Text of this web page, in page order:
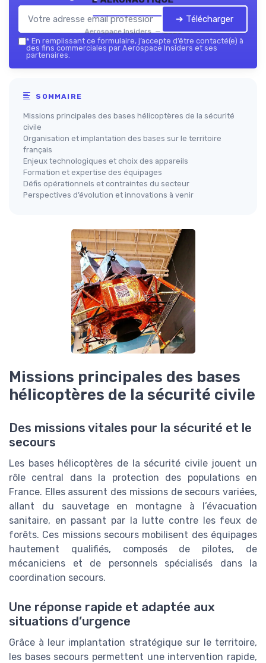
Aerospace Insiders — 2026
➔ Télécharger
* En remplissant ce formulaire, j’accepte d’être contacté(e) à
des fins commerciales par Aerospace Insiders et ses
partenaires.
SOMMAIRE
Missions principales des bases hélicoptères de la sécurité
civile
Organisation et implantation des bases sur le territoire
français
Enjeux technologiques et choix des appareils
Formation et expertise des équipages
Défis opérationnels et contraintes du secteur
Perspectives d’évolution et innovations à venir
Missions principales des bases
hélicoptères de la sécurité civile
Des missions vitales pour la sécurité et le
secours
Les bases hélicoptères de la sécurité civile jouent un
rôle central dans la protection des populations en
France. Elles assurent des missions de secours variées,
allant du sauvetage en montagne à l’évacuation
sanitaire, en passant par la lutte contre les feux de
forêts. Ces missions secours mobilisent des équipages
hautement qualifiés, composés de pilotes, de
mécaniciens et de personnels spécialisés dans la
coordination secours.
Une réponse rapide et adaptée aux
situations d’urgence
Grâce à leur implantation stratégique sur le territoire,
les bases secours permettent une intervention rapide,